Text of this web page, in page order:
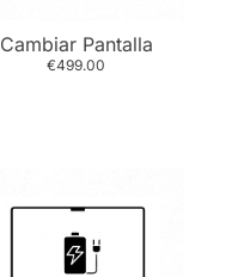
Cambiar Pantalla
€499.00